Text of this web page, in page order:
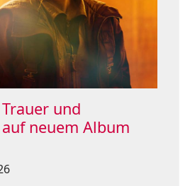
und
neuem Album